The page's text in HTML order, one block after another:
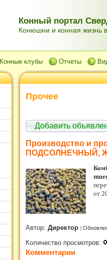
Конный портал
Конюшни и конная жизнь в
Конные клубы Отчеты
Прочее
Добавить
Производство и
ПОДСОЛНЕЧНЫЙ,
от
Автор: Директор
Количество просмотров:
Комментарии